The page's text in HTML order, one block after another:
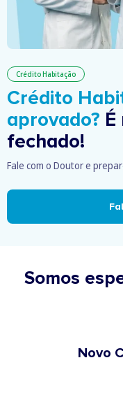
Crédito Habitação
Crédito
aprovado?
fechado!
Fale com o Doutor e
Somos
Novo